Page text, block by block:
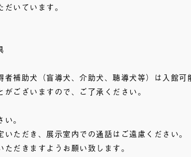
いています。
補助犬（盲導犬、介助犬、聴導犬等）は入館可
ございますので、ご了承ください。
。
ただき、展示室内での通話はご遠慮ください。
だきますようお願い致します。